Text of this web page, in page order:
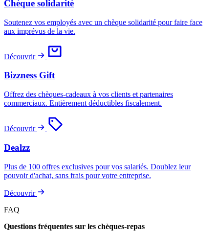
Chèque solidarité
Soutenez vos employés avec un chèque solidarité pour faire face
aux imprévus de la vie.
Découvrir
Bizzness Gift
Offrez des chèques-cadeaux à vos clients et partenaires
commerciaux. Entièrement déductibles fiscalement.
Découvrir
Dealzz
Plus de 100 offres exclusives pour vos salariés. Doublez leur
pouvoir d'achat, sans frais pour votre entreprise.
Découvrir
FAQ
Questions fréquentes sur les chèques-repas